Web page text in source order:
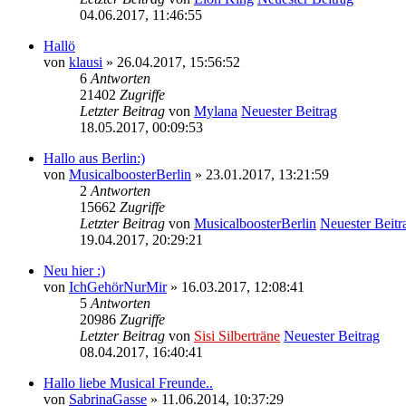
04.06.2017, 11:46:55
Hallö
von klausi » 26.04.2017, 15:56:52
6 Antworten
21402 Zugriffe
Letzter Beitrag von Mylana Neuester Beitrag
18.05.2017, 00:09:53
Hallo aus Berlin:)
von MusicalboosterBerlin » 23.01.2017, 13:21:59
2 Antworten
15662 Zugriffe
Letzter Beitrag von MusicalboosterBerlin Neuester
19.04.2017, 20:29:21
Neu hier :)
von IchGehörNurMir» 16.03.2017, 12:08:41
5 Antworten
20986 Zugriffe
Letzter Beitrag von Sisi Silberträne Neuester Beitrag
08.04.2017, 16:40:41
Hallo liebe Musical Freunde..
von SabrinaGasse » 11.06.2014, 10:37:29